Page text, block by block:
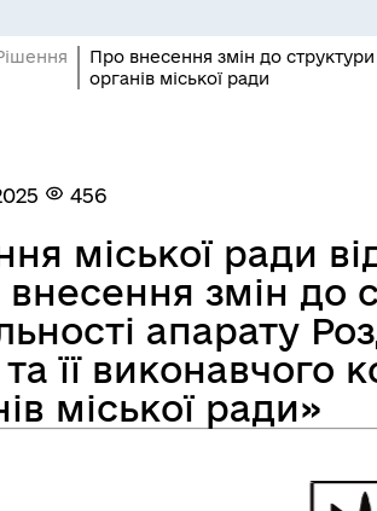
Про внесення змін до структури
органів міської ради
456
міської ради
змін до
апарату
її виконавчого
міської ради»